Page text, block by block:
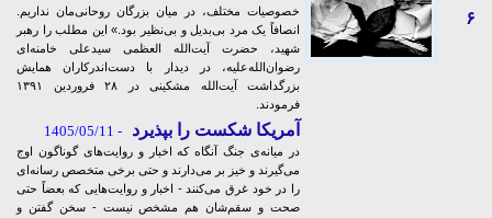
۶
خصوصیات مختلف، در میان بزرگان روحانی‌مان نداریم.
انصافاً یک مرد بی‌بدیل و بی‌نظیر بود.» این مطلب را رهبر
شهید، حضرت آیت‌الله العظمی سیدعلی خامنه‌ای
رضوان‌الله‌علیه، در دیدار با دست‌اندرکاران همایش
بزرگداشت آیت‌الله مشکینی در ۲۸ فروردین ۱۳۹۱
فرمودند.
آمریکا شکست را بپذیرد - 1405/05/11
در میانه‌ی جنگ آنگاه که اخبار و روایت‌های گوناگون اوج
می‌گیرند و خیز بر می‌دارند و حتی برخی متخصص رسانه‌ای
را در خود غرق می‌کنند - اخبار و روایت‌هایی که بعضاً حتی
صحت و سقم‌شان هم مشخص نیست - سخن گفتن و